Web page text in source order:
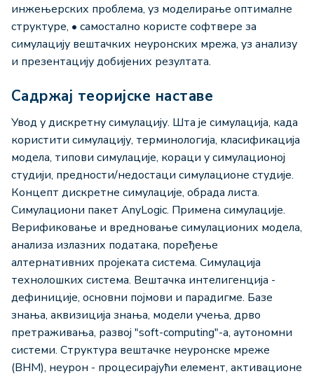
инжењерских проблема, уз моделирање оптималне
структуре, • самостално користе софтверe за
симулацију вештачких неуронских мрежа, уз анализу
и презентацију добијених резултата.
Садржај теоријске наставе
Увод у дискретну симулацију. Шта је симулација, када
користити симулацију, терминологија, класификација
модела, типови симулације, кораци у симулационој
студији, предности/недостаци симулационе студије.
Концепт дискретне симулације, обрада листа.
Симулациони пакет AnyLogic. Примена симулације.
Верификовање и вредновање симулационих модела,
анализа излазних података, поређење
алтернативних пројеката система. Симулација
технолошких система. Вештачка интелигенција -
дефиниције, основни појмови и парадигме. Базе
знања, аквизиција знања, модели учења, дрво
претраживања, развој "soft-computing"-а, аутономни
системи. Структура вештачке неуронске мреже
(ВНМ), неурон - процесирајући елемент, активационе